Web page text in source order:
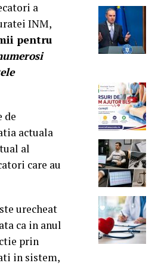
a
INM,
pentru
de
actuala
al
care au
urecheat
ca in anul
prin
in sistem,